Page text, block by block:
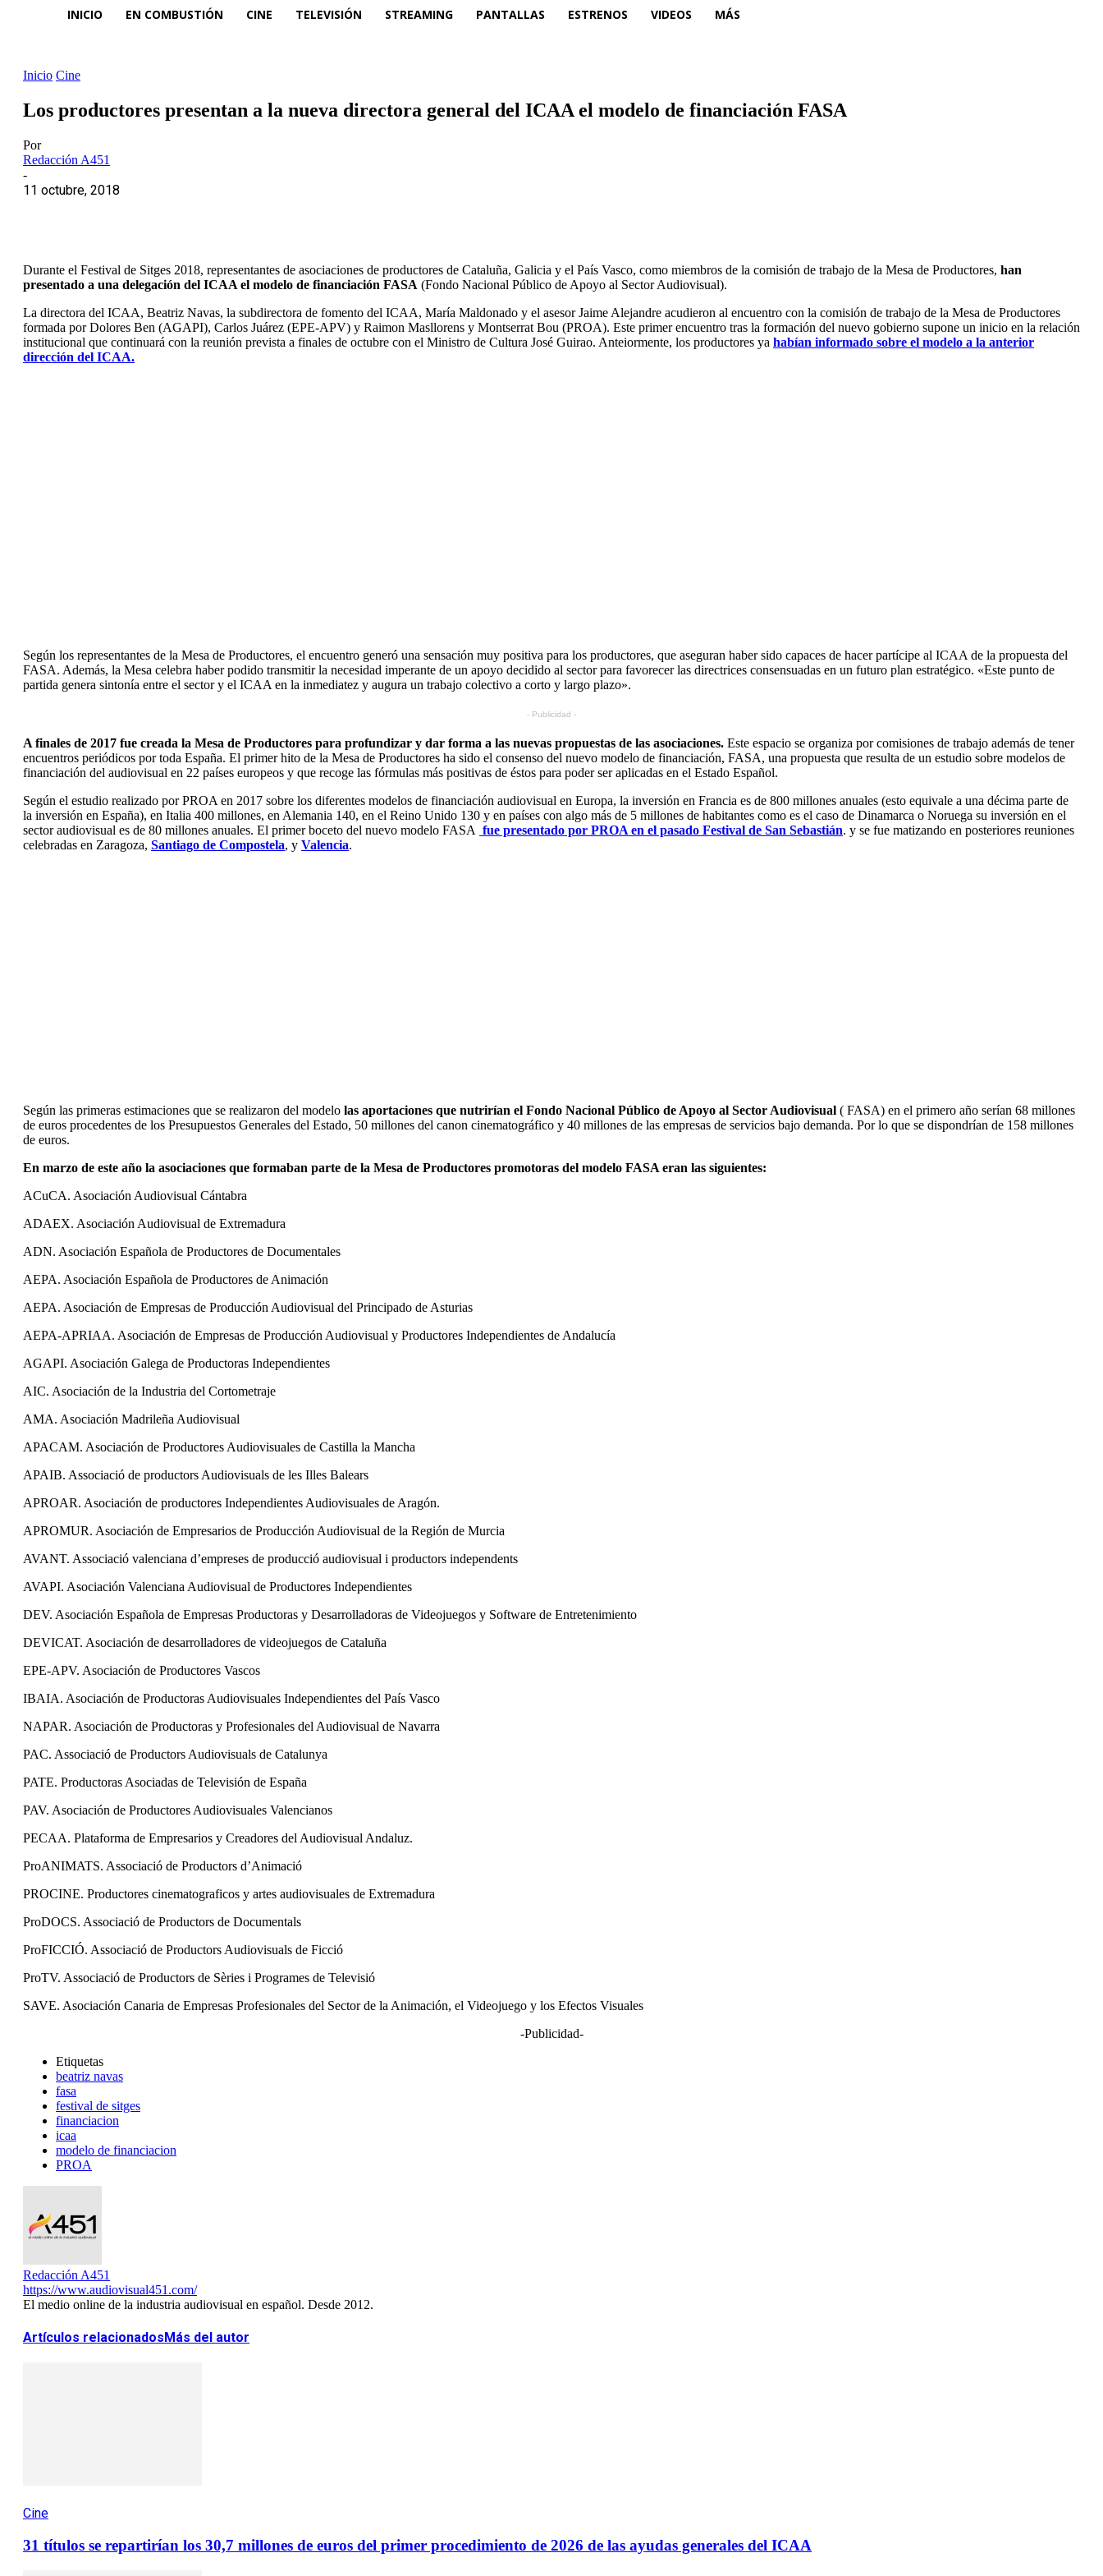
INICIO EN COMBUSTIÓN CINE TELEVISIÓN STREAMING PANTALLAS ESTRENOS VIDEOS MÁS
Inicio Cine
Los productores presentan a la nueva directora general del ICAA el modelo de financiación FASA
Por
Redacción A451
-
11 octubre, 2018
Durante el Festival de Sitges 2018, representantes de asociaciones de productores de Cataluña, Galicia y el País Vasco, como miembros de la comisión de trabajo de la Mesa de Productores, han
presentado a una delegación del ICAA el modelo de financiación FASA (Fondo Nacional Público de Apoyo al Sector Audiovisual).
La directora del ICAA, Beatriz Navas, la subdirectora de fomento del ICAA, María Maldonado y el asesor Jaime Alejandre acudieron al encuentro con la comisión de trabajo de la Mesa de Productores
formada por Dolores Ben (AGAPI), Carlos Juárez (EPE-APV) y Raimon Masllorens y Montserrat Bou (PROA). Este primer encuentro tras la formación del nuevo gobierno supone un inicio en la relación
institucional que continuará con la reunión prevista a finales de octubre con el Ministro de Cultura José Guirao. Anteiormente, los productores ya habían informado sobre el modelo a la anterior
dirección del ICAA.
Según los representantes de la Mesa de Productores, el encuentro generó una sensación muy positiva para los productores, que aseguran haber sido capaces de hacer partícipe al ICAA de la propuesta del
FASA. Además, la Mesa celebra haber podido transmitir la necesidad imperante de un apoyo decidido al sector para favorecer las directrices consensuadas en un futuro plan estratégico. «Este punto de
partida genera sintonía entre el sector y el ICAA en la inmediatez y augura un trabajo colectivo a corto y largo plazo».
- Publicidad -
A finales de 2017 fue creada la Mesa de Productores para profundizar y dar forma a las nuevas propuestas de las asociaciones. Este espacio se organiza por comisiones de trabajo además de tener
encuentros periódicos por toda España. El primer hito de la Mesa de Productores ha sido el consenso del nuevo modelo de financiación, FASA, una propuesta que resulta de un estudio sobre modelos de
financiación del audiovisual en 22 países europeos y que recoge las fórmulas más positivas de éstos para poder ser aplicadas en el Estado Español.
Según el estudio realizado por PROA en 2017 sobre los diferentes modelos de financiación audiovisual en Europa, la inversión en Francia es de 800 millones anuales (esto equivale a una décima parte de
la inversión en España), en Italia 400 millones, en Alemania 140, en el Reino Unido 130 y en países con algo más de 5 millones de habitantes como es el caso de Dinamarca o Noruega su inversión en el
sector audiovisual es de 80 millones anuales. El primer boceto del nuevo modelo FASA fue presentado por PROA en el pasado Festival de San Sebastián. y se fue matizando en posteriores reuniones
celebradas en Zaragoza, Santiago de Compostela, y Valencia.
Según las primeras estimaciones que se realizaron del modelo las aportaciones que nutrirían el Fondo Nacional Público de Apoyo al Sector Audiovisual ( FASA) en el primero año serían 68 millones
de euros procedentes de los Presupuestos Generales del Estado, 50 millones del canon cinematográfico y 40 millones de las empresas de servicios bajo demanda. Por lo que se dispondrían de 158 millones
de euros.
En marzo de este año la asociaciones que formaban parte de la Mesa de Productores promotoras del modelo FASA eran las siguientes:
ACuCA. Asociación Audiovisual Cántabra
ADAEX. Asociación Audiovisual de Extremadura
ADN. Asociación Española de Productores de Documentales
AEPA. Asociación Española de Productores de Animación
AEPA. Asociación de Empresas de Producción Audiovisual del Principado de Asturias
AEPA-APRIAA. Asociación de Empresas de Producción Audiovisual y Productores Independientes de Andalucía
AGAPI. Asociación Galega de Productoras Independientes
AIC. Asociación de la Industria del Cortometraje
AMA. Asociación Madrileña Audiovisual
APACAM. Asociación de Productores Audiovisuales de Castilla la Mancha
APAIB. Associació de productors Audiovisuals de les Illes Balears
APROAR. Asociación de productores Independientes Audiovisuales de Aragón.
APROMUR. Asociación de Empresarios de Producción Audiovisual de la Región de Murcia
AVANT. Associació valenciana d’empreses de producció audiovisual i productors independents
AVAPI. Asociación Valenciana Audiovisual de Productores Independientes
DEV. Asociación Española de Empresas Productoras y Desarrolladoras de Videojuegos y Software de Entretenimiento
DEVICAT. Asociación de desarrolladores de videojuegos de Cataluña
EPE-APV. Asociación de Productores Vascos
IBAIA. Asociación de Productoras Audiovisuales Independientes del País Vasco
NAPAR. Asociación de Productoras y Profesionales del Audiovisual de Navarra
PAC. Associació de Productors Audiovisuals de Catalunya
PATE. Productoras Asociadas de Televisión de España
PAV. Asociación de Productores Audiovisuales Valencianos
PECAA. Plataforma de Empresarios y Creadores del Audiovisual Andaluz.
ProANIMATS. Associació de Productors d’Animació
PROCINE. Productores cinematograficos y artes audiovisuales de Extremadura
ProDOCS. Associació de Productors de Documentals
ProFICCIÓ. Associació de Productors Audiovisuals de Ficció
ProTV. Associació de Productors de Sèries i Programes de Televisió
SAVE. Asociación Canaria de Empresas Profesionales del Sector de la Animación, el Videojuego y los Efectos Visuales
-Publicidad-
Etiquetas
beatriz navas
fasa
festival de sitges
financiacion
icaa
modelo de financiacion
PROA
Redacción A451
https://www.audiovisual451.com/
El medio online de la industria audiovisual en español. Desde 2012.
Artículos relacionadosMás del autor
Cine
31 títulos se repartirían los 30,7 millones de euros del primer procedimiento de 2026 de las ayudas generales del ICAA